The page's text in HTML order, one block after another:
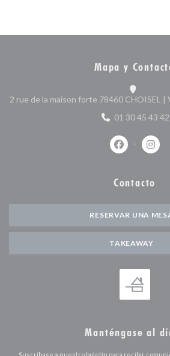
Mapa y
2 rue de la maison forte 78460 CHOISEL |
01 30 45 43 42
Facebook
Contacto
RESERVAR UNA
TAKEAWAY
Manténgase al
Suscríbase a nuestro boletín para recibir